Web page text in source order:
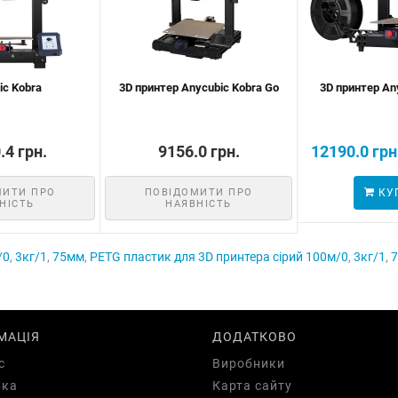
Kobra
грн.
ПРО
3D принтер Anycubic Kobra Go
9156.0 грн.
ПОВІДОМИТИ ПРО
НАЯВНІСТЬ
3D принтер
12190.0
0, 3кг/1 , 75мм, PETG пластик для 3D принтера сірий 100м/0, 3кг/1 ,
ДОДАТКОВО
Виробники
Карта сайту